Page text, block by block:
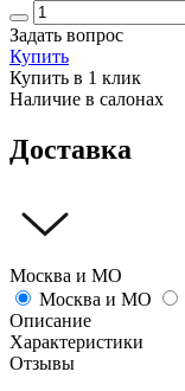
Задать вопрос
Купить
Купить в 1 клик
Наличие в салонах
Доставка
Москва и МО
Москва и МО
Описание
Характеристики
Отзывы